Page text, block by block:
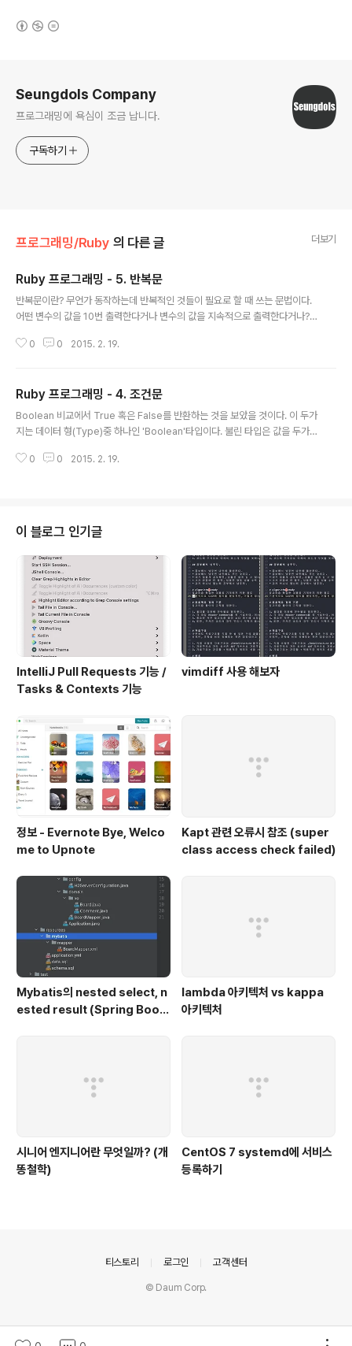
Seungdols Company
프로그래밍에 욕심이 조금 납니다.
구독하기
프로그래밍/Ruby 의 다른 글 더보기
Ruby 프로그래밍 - 5. 반복문
반복문이란? 무언가 동작하는데 반복적인 것들이 필요로 할 때 쓰는 문법이다.
어떤 변수의 값을 10번 출력한다거나 변수의 값을 지속적으로 출력한다거나?
사용한다. 대표적으로 While, For 문이라고 부르는 것들이 있다. While문 whi
0> while i puts 'seungdols' irb(main):168:1> if i%5 == 0 irb(main):1
69:2> puts 'company' irb(m..
0 0 2015. 2. 19.
Ruby 프로그래밍 - 4. 조건문
Boolean 비교에서 True 혹은 False를 반환하는 것을 보았을 것이다. 이 두가
지는 데이터 형(Type)중 하나인 'Boolean'타입이다. 불린 타입은 값을 두가
하지않고를 결정하는 문법이다. if if boolean end 이러한 형식으로 작성하면
=> n..
0 0 2015. 2. 19.
이 블로그 인기글
IntelliJ Pull Requests 기능 /
Tasks & Contexts 기능
vimdiff 사용 해보자
정보 - Evernote Bye, Welco
me to Upnote
Kapt 관련 오류시 참조 (super
class access check failed)
Mybatis의 nested select, n
ested result (Spring Boot,
lambda 아키텍처 vs kappa
아키텍처
시니어 엔지니어란 무엇일까? (개
똥철학)
CentOS 7 systemd에 서비스
등록하기
티스토리 로그인 고객센터
© Daum Corp.